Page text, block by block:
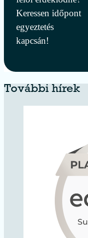
Keressen időpont
egyeztetés
kapcsán!
További hírek